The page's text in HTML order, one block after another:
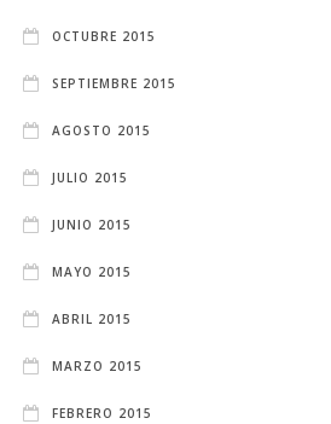
OCTUBRE 2015
SEPTIEMBRE 2015
AGOSTO 2015
JULIO 2015
JUNIO 2015
MAYO 2015
ABRIL 2015
MARZO 2015
FEBRERO 2015